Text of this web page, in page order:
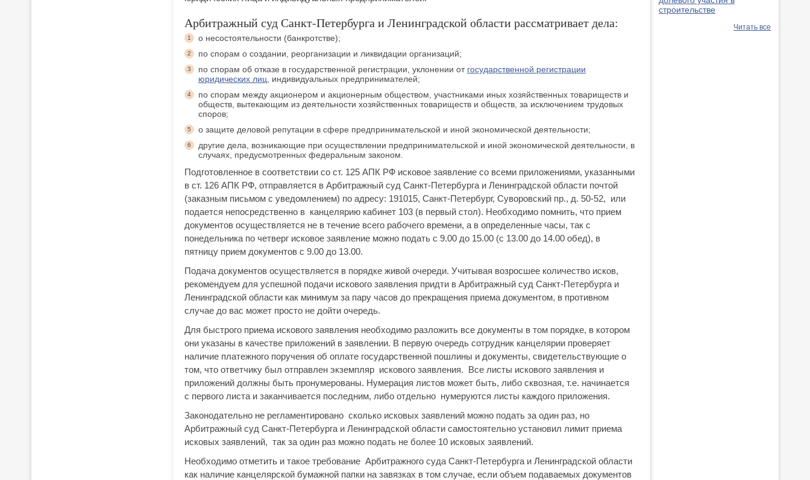
Арбитражный суд Санкт-Петербурга и Ленинградской области рассматривает дела:
о несостоятельности (банкротстве);
1
по спорам о создании, реорганизации и ликвидации организаций;
2
по спорам об отказе в государственной регистрации, уклонении от государственной регистрации
юридических лиц , индивидуальных предпринимателей;
3
по спорам между акционером и акционерным обществом, участниками иных хозяйственных товариществ и
обществ, вытекающим из деятельности хозяйственных товариществ и обществ, за исключением трудовых
споров;
4
о защите деловой репутации в сфере предпринимательской и иной экономической деятельности;
5
другие дела, возникающие при осуществлении предпринимательской и иной экономической деятельности, в
случаях, предусмотренных федеральным законом.
6
Подготовленное в соответствии со ст. 125 АПК РФ исковое заявление со всеми приложениями, указанными
в ст. 126 АПК РФ, отправляется в Арбитражный суд Санкт-Петербурга и Ленинградской области почтой
(заказным письмом с уведомлением) по адресу: 191015, Санкт-Петербург, Суворовский пр., д. 50-52, или
подается непосредственно в канцелярию кабинет 103 (в первый стол). Необходимо помнить, что прием
документов осуществляется не в течение всего рабочего времени, а в определенные часы, так с
понедельника по четверг исковое заявление можно подать с 9.00 до 15.00 (с 13.00 до 14.00 обед), в
пятницу прием документов с 9.00 до 13.00.
Подача документов осуществляется в порядке живой очереди. Учитывая возросшее количество исков,
рекомендуем для успешной подачи искового заявления придти в Арбитражный суд Санкт-Петербурга и
Ленинградской области как минимум за пару часов до прекращения приема документом, в противном
случае до вас может просто не дойти очередь.
Для быстрого приема искового заявления необходимо разложить все документы в том порядке, в котором
они указаны в качестве приложений в заявлении. В первую очередь сотрудник канцелярии проверяет
наличие платежного поручения об оплате государственной пошлины и документы, свидетельствующие о
том, что ответчику был отправлен экземпляр искового заявления. Все листы искового заявления и
приложений должны быть пронумерованы. Нумерация листов может быть, либо сквозная, т.е. начинается
с первого листа и заканчивается последним, либо отдельно нумеруются листы каждого приложения.
Законодательно не регламентировано сколько исковых заявлений можно подать за один раз, но
Арбитражный суд Санкт-Петербурга и Ленинградской области самостоятельно установил лимит приема
исковых заявлений, так за один раз можно подать не более 10 исковых заявлений.
Необходимо отметить и такое требование Арбитражного суда Санкт-Петербурга и Ленинградской области
как наличие канцелярской бумажной папки на завязках в том случае, если объем подаваемых документов
строительстве
Читать все